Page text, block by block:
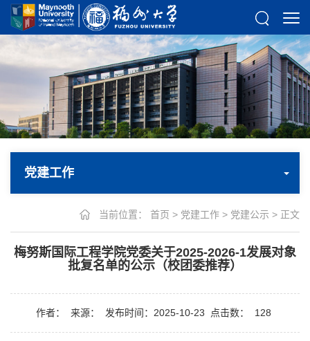
党建工作
当前位置： 首页 > 党建工作 > 党建公示 > 正文
梅努斯国际工程学院党委关于2025-2026-1发展对象
批复名单的公示（校团委推荐）
作者： 来源： 发布时间：2025-10-23 点击数： 128